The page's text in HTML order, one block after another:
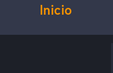
Inicio